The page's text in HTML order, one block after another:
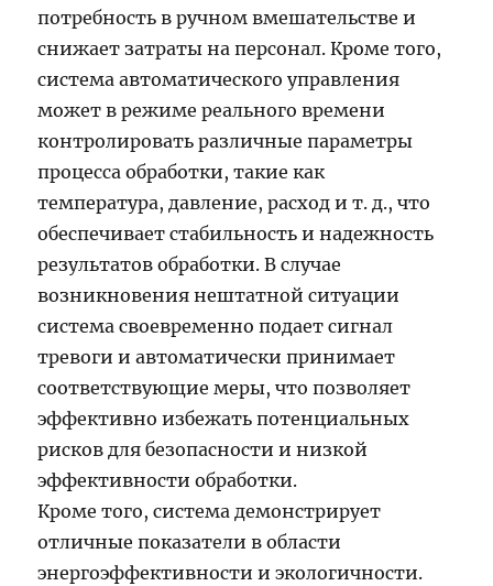
потребность в ручном вмешательстве и
снижает затраты на персонал. Кроме того,
система автоматического управления
может в режиме реального времени
контролировать различные параметры
процесса обработки, такие как
температура, давление, расход и т. д., что
обеспечивает стабильность и надежность
результатов обработки. В случае
возникновения нештатной ситуации
система своевременно подает сигнал
тревоги и автоматически принимает
соответствующие меры, что позволяет
эффективно избежать потенциальных
рисков для безопасности и низкой
эффективности обработки.
Кроме того, система демонстрирует
отличные показатели в области
энергоэффективности и экологичности.